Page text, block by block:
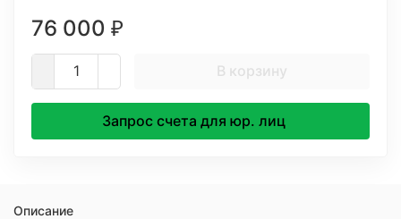
76 000 ₽
В корзину
Запрос счета для юр. лиц
Описание